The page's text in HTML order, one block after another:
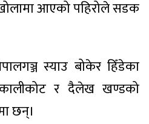
आएको पहिरोले सडक
स्याउ बोकेर हिँडेका
कालीकोट र दैलेख खण्डको
छन्।